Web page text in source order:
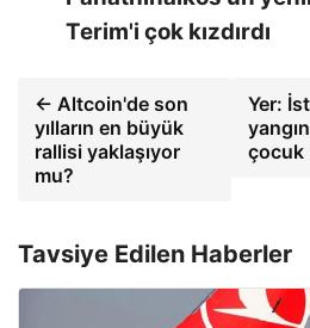
Terim'i çok kızdırdı
← Altcoin'de son
yılların en büyük
rallisi yaklaşıyor
mu?
Yer:
çocuk
Tavsiye Edilen Haberler